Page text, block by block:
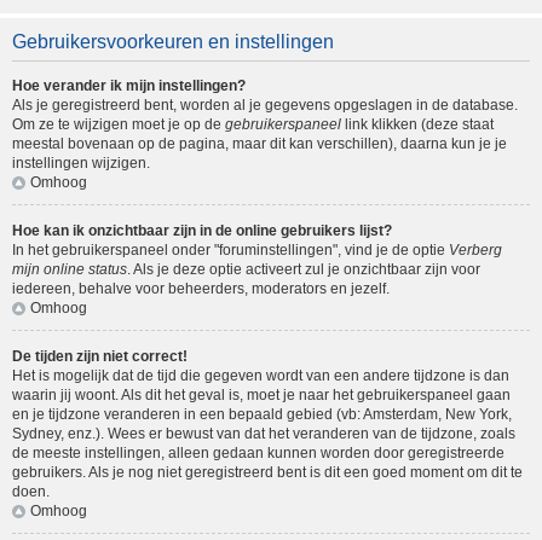
Gebruikersvoorkeuren en instellingen
Hoe verander ik mijn instellingen?
Als je geregistreerd bent, worden al je gegevens opgeslagen in de database.
Om ze te wijzigen moet je op de gebruikerspaneel link klikken (deze staat
meestal bovenaan op de pagina, maar dit kan verschillen), daarna kun je je
instellingen wijzigen.
Omhoog
Hoe kan ik onzichtbaar zijn in de online gebruikers lijst?
In het gebruikerspaneel onder "foruminstellingen", vind je de optie Verberg
mijn online status. Als je deze optie activeert zul je onzichtbaar zijn voor
iedereen, behalve voor beheerders, moderators en jezelf.
Omhoog
De tijden zijn niet correct!
Het is mogelijk dat de tijd die gegeven wordt van een andere tijdzone is dan
waarin jij woont. Als dit het geval is, moet je naar het gebruikerspaneel gaan
en je tijdzone veranderen in een bepaald gebied (vb: Amsterdam, New York,
Sydney, enz.). Wees er bewust van dat het veranderen van de tijdzone, zoals
de meeste instellingen, alleen gedaan kunnen worden door geregistreerde
gebruikers. Als je nog niet geregistreerd bent is dit een goed moment om dit te
doen.
Omhoog